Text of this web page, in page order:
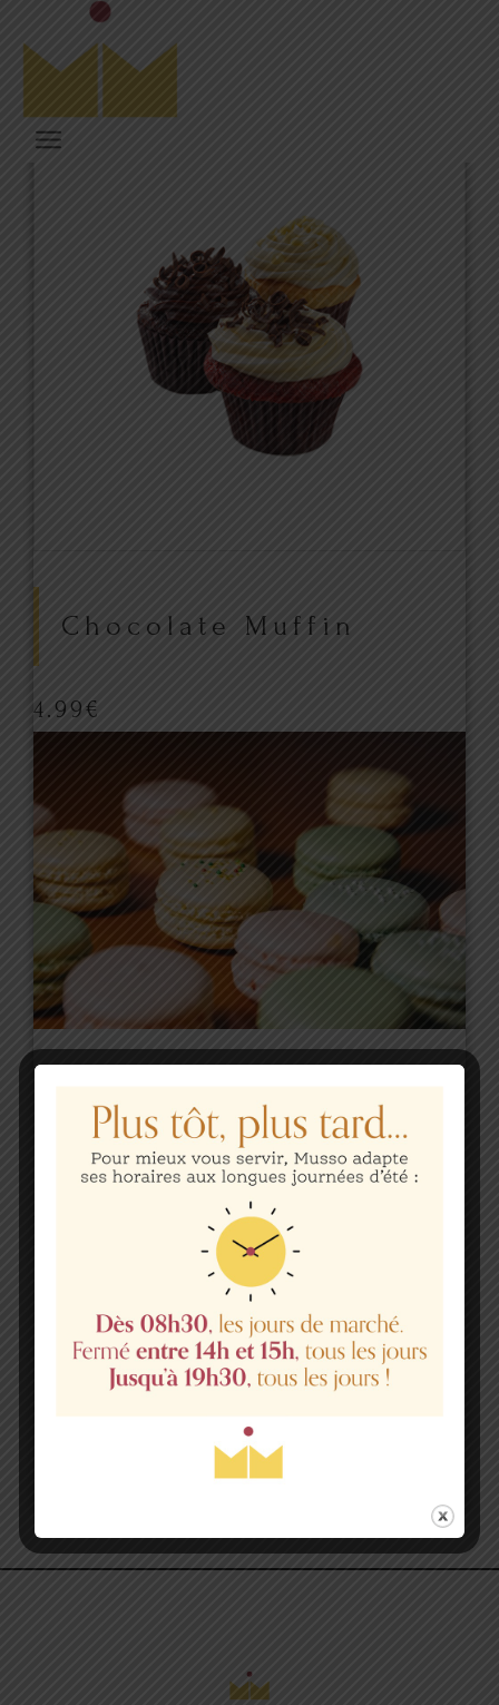
Chocolate Muffin
4.99€
We Love Cake
Aliquam pulvinar vestibulum blandit. Donec sed
nisl libero. Fusce dignissim luctus sem eu
dapibus. Pellentesque vulputate quam a quam
volutpat, sed ullamcorper erat commodo.
Vestibulum sit amet ipsum vitae mauris mattis
vulputate lacinia nec neque. Aenean quis
consectetur nisi, ac interdum elit
Disponibilités et réservations :